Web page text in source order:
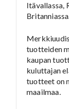
Itävallassa,
tuotteiden
kaupan
kuluttajan
tuotteet on
maailmaa.